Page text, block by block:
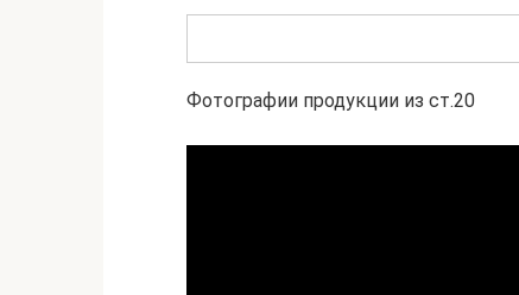
Фотографии продукции из ст.20